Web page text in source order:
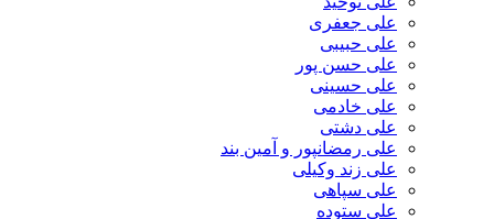
علی جعفری
علی حبیبی
علی حسن پور
علی حسینی
علی خادمی
علی دشتی
علی رمضانپور و آمین بند
علی زند وکیلی
علی سپاهی
علی ستوده